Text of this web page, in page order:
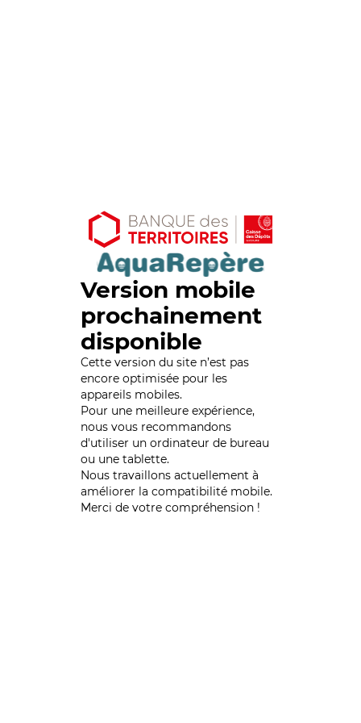
Version mobile
prochainement
disponible
Cette version du site n’est pas
encore optimisée pour les
appareils mobiles.
Pour une meilleure expérience,
nous vous recommandons
d'utiliser un ordinateur de bureau
ou une tablette.
Nous travaillons actuellement à
améliorer la compatibilité mobile.
Merci de votre compréhension !